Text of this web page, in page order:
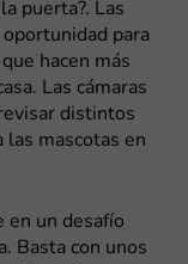
puerta?. Las
para
hacen más
Las cámaras
distintos
las mascotas en
en un desafío
Basta con unos